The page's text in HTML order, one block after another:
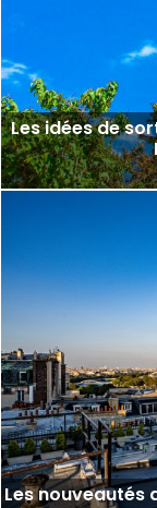
Les idées de
Les nouveautés